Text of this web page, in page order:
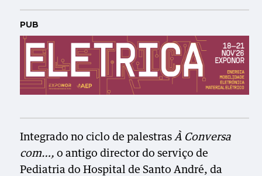
PUB
Integrado no ciclo de palestrasÀ Conversa
com…, o antigo director do serviço de
Pediatria do Hospital de Santo André, da